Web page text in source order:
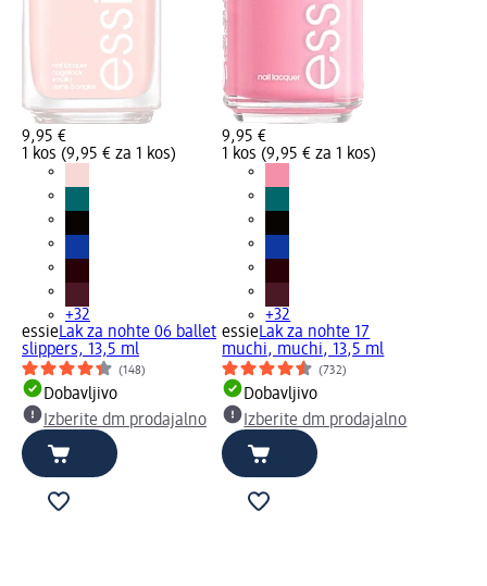
9,95 €
1 kos (9,95 € za 1 kos)
+32
essieLak za nohte 06 ballet
slippers, 13,5 ml
(148)
Dobavljivo
Izberite dm prodajalno
9,95 €
1 kos (9,95 € za 1 kos)
+32
essieLak za nohte 17
muchi, muchi, 13,5 ml
(732)
Dobavljivo
Izberite dm prodajalno